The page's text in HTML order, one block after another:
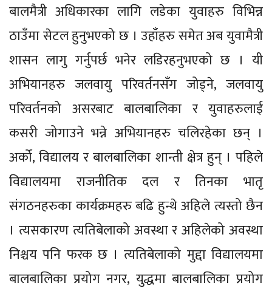
बालमैत्री अधिकारका लागि लडेका युवाहरु विभिन्न
ठाउँमा सेटल हुनुभएको छ । उहाँहरु समेत अब युवामैत्री
शासन लागु गर्नुपर्छ भनेर लडिरहनुभएको छ । यी
अभियानहरु जलवायु परिवर्तनसँग जोड्ने, जलवायु
परिवर्तनको असरबाट बालबालिका र युवाहरुलाई
कसरी जोगाउने भन्ने अभियानहरु चलिरहेका छन् ।
अर्को, विद्यालय र बालबालिका शान्ती क्षेत्र हुन् । पहिले
विद्यालयमा राजनीतिक दल र तिनका भातृ
संगठनहरुका कार्यक्रमहरु बढि हुन्थे अहिले त्यस्तो छैन
। त्यसकारण त्यतिबेलाको अवस्था र अहिलेको अवस्था
निश्चय पनि फरक छ । त्यतिबेलाको मुद्दा विद्यालयमा
बालबालिका प्रयोग नगर, युद्धमा बालबालिका प्रयोग